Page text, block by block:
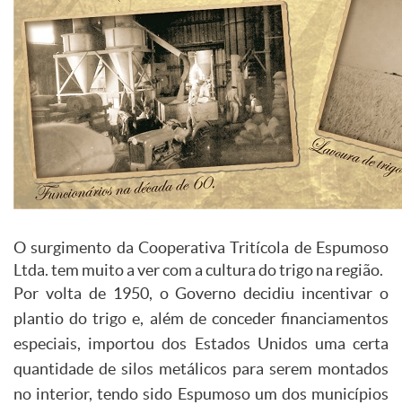
O surgimento da Cooperativa Tritícola de Espumoso
Ltda. tem muito a ver com a cultura do trigo na região.
Por volta de 1950, o Governo decidiu incentivar o
plantio do trigo e, além de conceder financiamentos
especiais, importou dos Estados Unidos uma certa
quantidade de silos metálicos para serem montados
no interior, tendo sido Espumoso um dos municípios